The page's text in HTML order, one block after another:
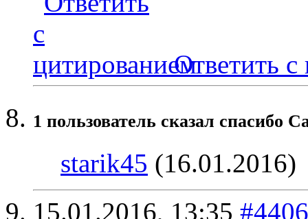
Ответить с
1 пользователь сказал cпасибо
starik45 (16.01.2016)
15.01.2016, 13:35 #4406